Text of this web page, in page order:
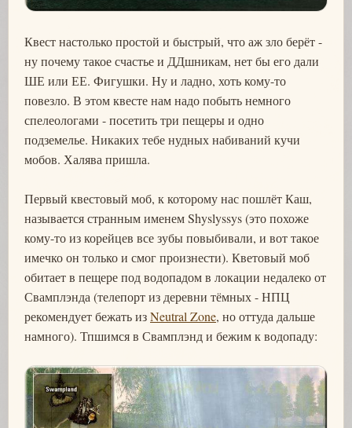
Квест настолько простой и быстрый, что аж зло берёт -
ну почему такое счастье и ДДшникам, нет бы его дали
ШЕ или ЕЕ. Фигушки. Ну и ладно, хоть кому-то
повезло. В этом квесте нам надо побыть немного
спелеологами - посетить три пещеры и одно
подземелье. Никаких тебе нудных набиваний кучи
мобов. Халява пришла.
Первый квестовый моб, к которому нас пошлёт Каш,
называется странным именем Shyslyssys (это похоже
кому-то из корейцев все зубы повыбивали, и вот такое
имечко он только и смог произнести). Кветовый моб
обитает в пещере под водопадом в локации недалеко от
Свамплэнда (телепорт из деревни тёмных - НПЦ
рекомендует бежать изNeutral Zone, но оттуда дальше
намного). Тпшимся в Свамплэнд и бежим к водопаду: